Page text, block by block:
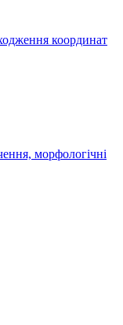
координат
морфологічні